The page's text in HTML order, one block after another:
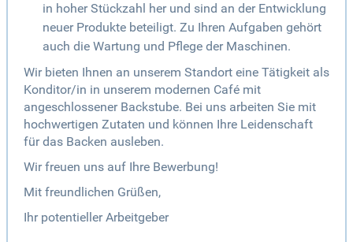
in hoher Stückzahl her und sind an der Entwicklung
neuer Produkte beteiligt. Zu Ihren Aufgaben gehört
auch die Wartung und Pflege der Maschinen.
Wir bieten Ihnen an unserem Standort eine Tätigkeit als
Konditor/in in unserem modernen Café mit
angeschlossener Backstube. Bei uns arbeiten Sie mit
hochwertigen Zutaten und können Ihre Leidenschaft
für das Backen ausleben.
Wir freuen uns auf Ihre Bewerbung!
Mit freundlichen Grüßen,
Ihr potentieller Arbeitgeber